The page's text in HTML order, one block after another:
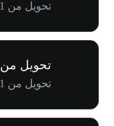
تحويل من 1 ZEUS إلى €0.000000
تحويل من ZEUS إلى CAD
تحويل من 1 ZEUS إلى C$0.000000